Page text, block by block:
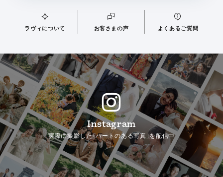
ラヴィについて お客さまの声 よくあるご質問
Instagram
実際に撮影した「ハートのある写真」を配信中